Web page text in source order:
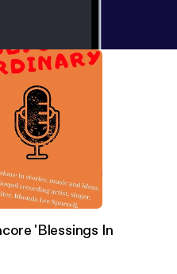
In A Name'
'Blessings In